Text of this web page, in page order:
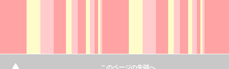
このページの先頭へ